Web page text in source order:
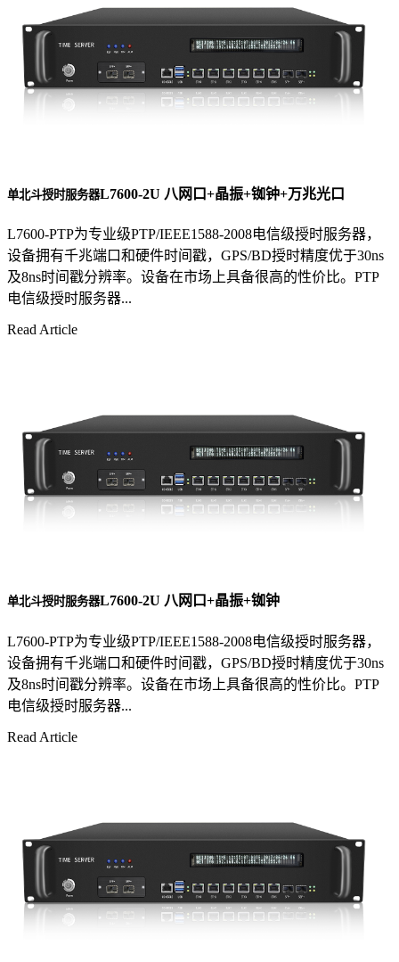
单北斗授时服务器L7600-2U 八网口+晶振+铷钟+万兆光口
L7600-PTP为专业级PTP/IEEE1588-2008电信级授时服务器，
设备拥有千兆端口和硬件时间戳，GPS/BD授时精度优于30ns
及8ns时间戳分辨率。设备在市场上具备很高的性价比。PTP
电信级授时服务器...
Read Article
单北斗授时服务器L7600-2U 八网口+晶振+铷钟
L7600-PTP为专业级PTP/IEEE1588-2008电信级授时服务器，
设备拥有千兆端口和硬件时间戳，GPS/BD授时精度优于30ns
及8ns时间戳分辨率。设备在市场上具备很高的性价比。PTP
电信级授时服务器...
Read Article